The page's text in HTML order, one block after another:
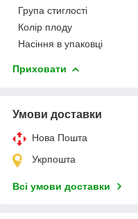
Група стиглості
Колір плоду
Насіння в упаковці
Приховати
Умови доставки
Нова Пошта
Укрпошта
Всі умови доставки